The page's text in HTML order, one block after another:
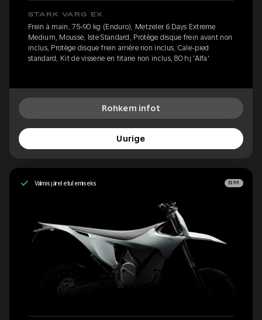
STARK VARG EX
Frein à main, 75-90 kg (Enduro), Metzeler 6 Days Extreme
Medium, Mousse, Iste Standard, Protège disque frein avant non
inclus, Protège disque frein arrière non inclus, Cale-pied
standard, Kit de visserie en titane non inclus, 80 hj 'Alfa'
Rohkem infot
Uurige
Valmis järeletulemiseks SM